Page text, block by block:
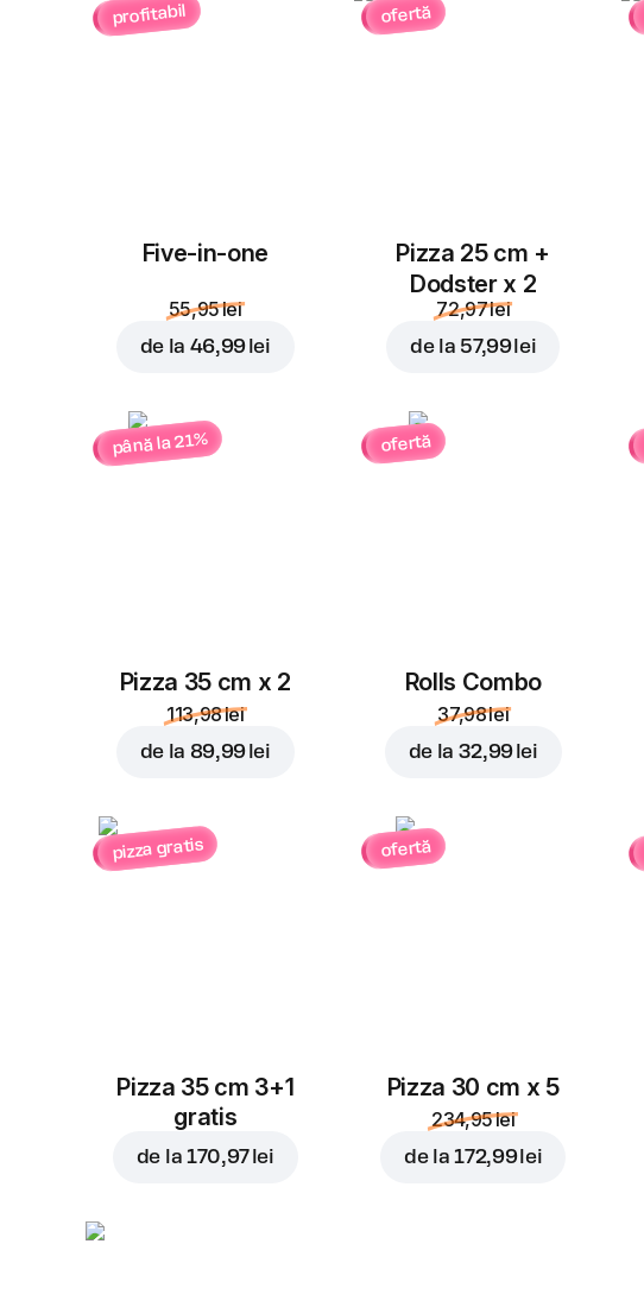
profitabil
Five-in-one
55,95 lei
de la 46,99 lei
ofertă
Pizza 25 cm +
Dodster x 2
72,97 lei
de la 57,99 lei
până la 21%
Pizza 35 cm x 2
113,98 lei
de la 89,99 lei
ofertă
Rolls Combo
37,98 lei
de la 32,99 lei
pizza gratis
Pizza 35 cm 3+1
gratis
de la 170,97 lei
ofertă
Pizza 30 cm x 5
234,95 lei
de la172,99 lei